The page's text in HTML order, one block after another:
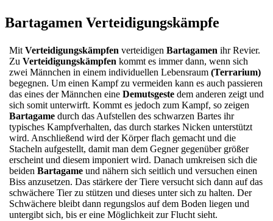
Bartagamen Verteidigungskämpfe
Mit Verteidigungskämpfen verteidigen Bartagamen ihr Revier.
Zu Verteidigungskämpfen kommt es immer dann, wenn sich
zwei Männchen in einem individuellen Lebensraum (Terrarium)
begegnen. Um einen Kampf zu vermeiden kann es auch passieren
das eines der Männchen eine Demutsgeste dem anderen zeigt und
sich somit unterwirft. Kommt es jedoch zum Kampf, so zeigen
Bartagame durch das Aufstellen des schwarzen Bartes ihr
typisches Kampfverhalten, das durch starkes Nicken unterstützt
wird. Anschließend wird der Körper flach gemacht und die
Stacheln aufgestellt, damit man dem Gegner gegenüber größer
erscheint und diesem imponiert wird. Danach umkreisen sich die
beiden Bartagame und nähern sich seitlich und versuchen einen
Biss anzusetzen. Das stärkere der Tiere versucht sich dann auf das
schwächere Tier zu stützen und dieses unter sich zu halten. Der
Schwächere bleibt dann regungslos auf dem Boden liegen und
untergibt sich, bis er eine Möglichkeit zur Flucht sieht.